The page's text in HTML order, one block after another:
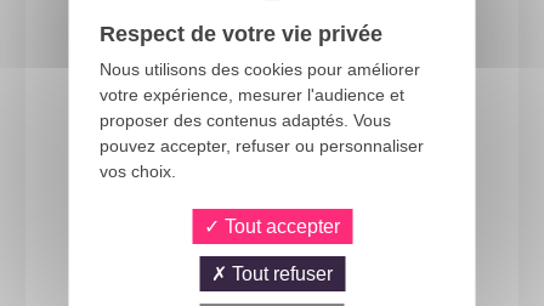
23278
Costume Viking - homme - L/XL
Respect de votre vie privée
Nous utilisons des cookies pour améliorer
votre expérience, mesurer l'audience et
proposer des contenus adaptés. Vous
pouvez accepter, refuser ou personnaliser
vos choix.
Tout accepter
Tout refuser